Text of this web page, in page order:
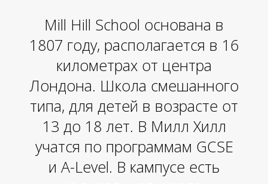
Mill Hill School основана в
1807 году, располагается в 16
километрах от центра
Лондона. Школа смешанного
типа, для детей в возрасте от
13 до 18 лет. В Милл Хилл
учатся по программам GCSE
и A-Level. В кампусе есть